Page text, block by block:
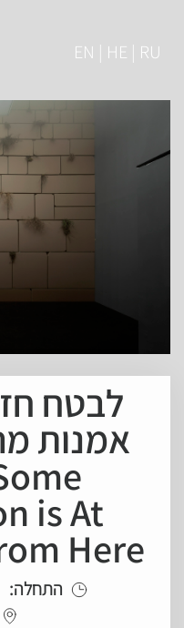
EN | HE | RU
לבטח
אמנות
is At
Here
התחלה: